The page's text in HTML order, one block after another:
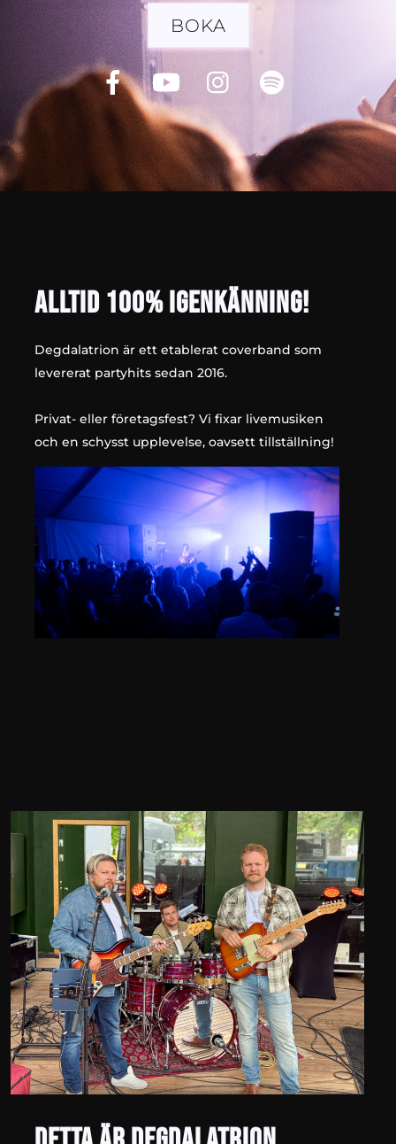
BOKA
FacebookYouTube Instagram
ALLTID 100% IGENKÄNNING!
Degdalatrion är ett etablerat coverband som
levererat partyhits sedan 2016.
Privat- eller företagsfest? Vi fixar livemusiken
och en schysst upplevelse, oavsett tillställning!